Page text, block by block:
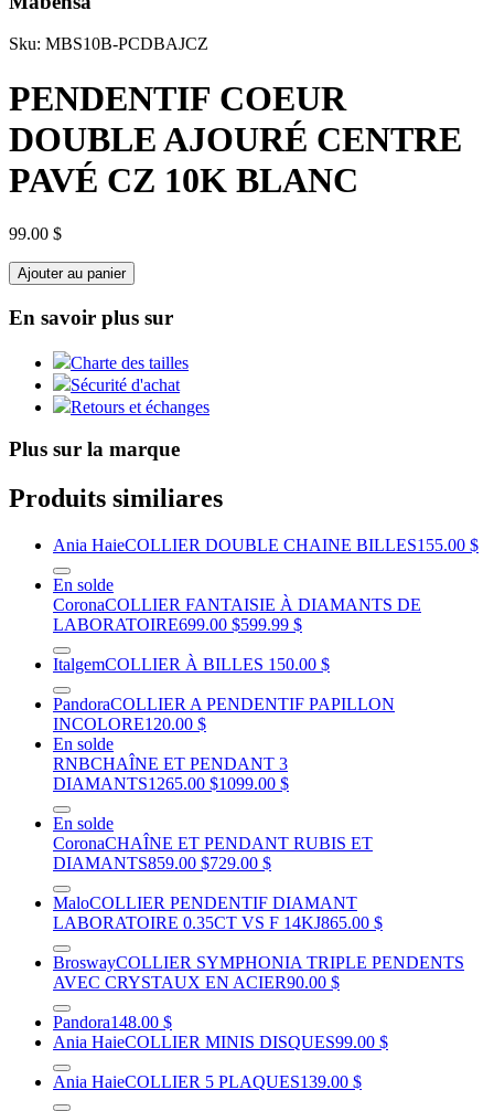
Sku: MBS10B-PCDBAJCZ
PENDENTIF COEUR
DOUBLE AJOURÉ CENTRE
PAVÉ CZ 10K BLANC
99.00 $
Ajouter au panier
En savoir plus sur
Charte des tailles
Sécurité d'achat
Retours et échanges
Plus sur la marque
Produits similiares
Ania HaieCOLLIER DOUBLE CHAINE BILLES155.00 $
En solde
CoronaCOLLIER FANTAISIE À DIAMANTS DE
LABORATOIRE699.00 $599.99 $
ItalgemCOLLIER À BILLES 150.00 $
PandoraCOLLIER A PENDENTIF PAPILLON
INCOLORE120.00 $
En solde
RNBCHAÎNE ET PENDANT 3
DIAMANTS1265.00 $1099.00 $
En solde
CoronaCHAÎNE ET PENDANT RUBIS ET
DIAMANTS859.00 $729.00 $
MaloCOLLIER PENDENTIF DIAMANT
LABORATOIRE 0.35CT VS F 14KJ865.00 $
BroswayCOLLIER SYMPHONIA TRIPLE PENDENTS
AVEC CRYSTAUX EN ACIER90.00 $
Pandora148.00 $
Ania HaieCOLLIER MINIS DISQUES99.00 $
Ania HaieCOLLIER 5 PLAQUES139.00 $